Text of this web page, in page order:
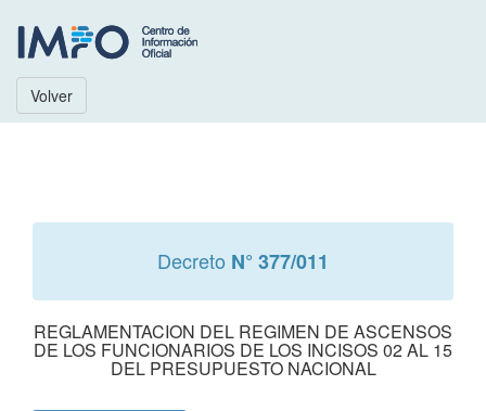
Volver
Decreto N° 377/011
REGLAMENTACION DEL REGIMEN DE ASCENSOS
DE LOS FUNCIONARIOS DE LOS INCISOS 02 AL 15
DEL PRESUPUESTO NACIONAL